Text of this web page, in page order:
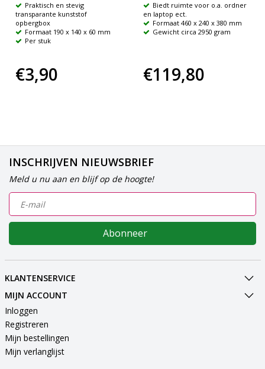
Praktisch en stevig
transparante kunststof
opbergbox
Formaat 190 x 140 x 60 mm
Per stuk
€3,90
Biedt ruimte voor o.a. ordner
en laptop ect.
Formaat 460 x 240 x 380 mm
Gewicht circa 2950 gram
€119,80
INSCHRIJVEN NIEUWSBRIEF
Meld u nu aan en blijf op de hoogte!
Abonneer
KLANTENSERVICE
MIJN ACCOUNT
Inloggen
Registreren
Mijn bestellingen
Mijn verlanglijst